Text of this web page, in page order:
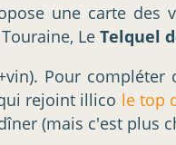
une carte des
Le Telquel
Pour
rejoint illico le top
(mais c'est plus